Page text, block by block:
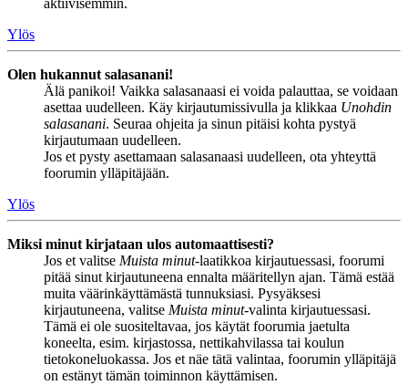
aktiivisemmin.
Ylös
Olen hukannut salasanani!
Älä panikoi! Vaikka salasanaasi ei voida palauttaa, se voidaan
asettaa uudelleen. Käy kirjautumissivulla ja klikkaa Unohdin
salasanani. Seuraa ohjeita ja sinun pitäisi kohta pystyä
kirjautumaan uudelleen.
Jos et pysty asettamaan salasanaasi uudelleen, ota yhteyttä
foorumin ylläpitäjään.
Ylös
Miksi minut kirjataan ulos automaattisesti?
Jos et valitse Muista minut-laatikkoa kirjautuessasi, foorumi
pitää sinut kirjautuneena ennalta määritellyn ajan. Tämä estää
muita väärinkäyttämästä tunnuksiasi. Pysyäksesi
kirjautuneena, valitse Muista minut-valinta kirjautuessasi.
Tämä ei ole suositeltavaa, jos käytät foorumia jaetulta
koneelta, esim. kirjastossa, nettikahvilassa tai koulun
tietokoneluokassa. Jos et näe tätä valintaa, foorumin ylläpitäjä
on estänyt tämän toiminnon käyttämisen.